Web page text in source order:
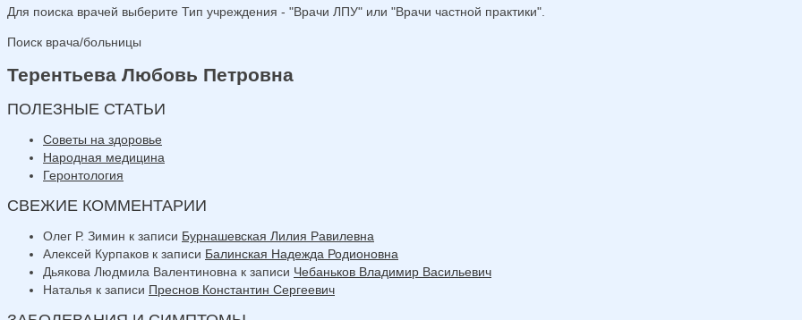
Для поиска врачей выберите Тип учреждения - "Врачи ЛПУ" или "Врачи частной практики".
Поиск врача/больницы
Терентьева Любовь Петровна
ПОЛЕЗНЫЕ СТАТЬИ
Советы на здоровье
Народная медицина
Геронтология
СВЕЖИЕ КОММЕНТАРИИ
Олег Р. Зимин к записи Бурнашевская Лилия Равилевна
Алексей Курпаков к записи Балинская Надежда Родионовна
Дьякова Людмила Валентиновна к записи Чебаньков Владимир Васильевич
Наталья к записи Преснов Константин Сергеевич